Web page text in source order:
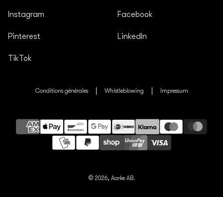
Instagram
Pinterest
TikTok
Facebook
LinkedIn
Conditions générales Whistleblowing Impressum
Méthodes
© 2026, Aarke AB.